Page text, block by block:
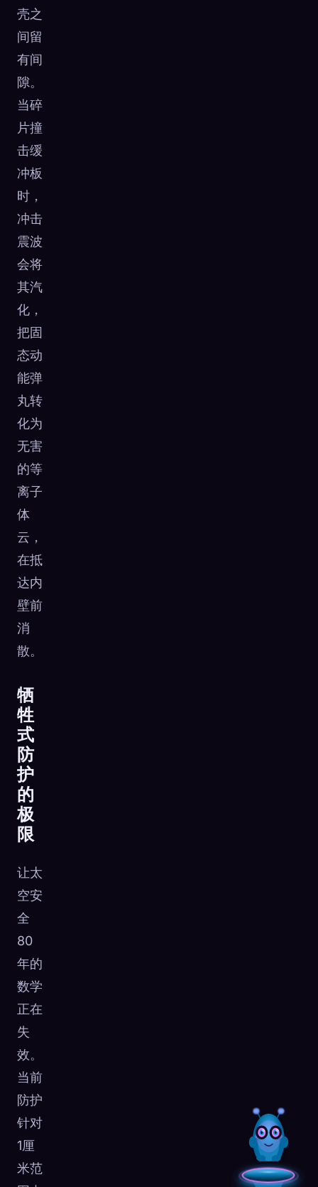
壳之
间留
有间
隙。
当碎
片撞
击缓
冲板
时，
冲击
震波
会将
其汽
化，
把固
态动
能弹
丸转
化为
无害
的等
离子
体
云，
在抵
达内
壁前
消
散。
牺
牲
式
防
护
的
极
限
让太
空安
全
80
年的
数学
正在
失
效。
当前
防护
针对
1厘
米范